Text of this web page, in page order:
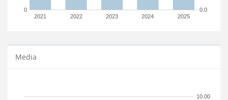
2021 2022 2023 2024 2025
0 0.0
Media
10.00